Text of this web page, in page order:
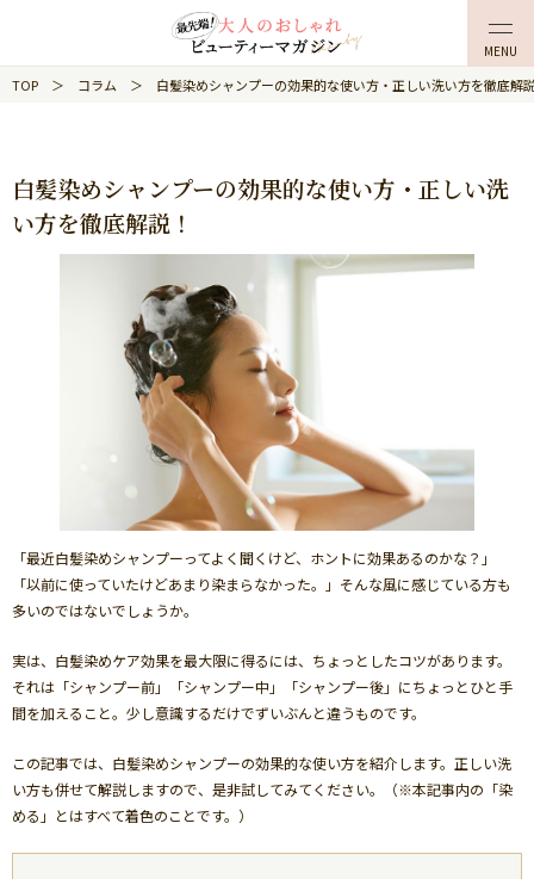
TOP コラム 白髪染めシャンプーの効果的な使い方・正しい洗い方を徹底解
白髪染めシャンプーの効果的な使い方・正しい洗
い方を徹底解説！
「最近白髪染めシャンプーってよく聞くけど、ホントに効果あるのかな？」
「以前に使っていたけどあまり染まらなかった。」そんな風に感じている方も
多いのではないでしょうか。
実は、白髪染めケア効果を最大限に得るには、ちょっとしたコツがあります。
それは「シャンプー前」「シャンプー中」「シャンプー後」にちょっとひと手
間を加えること。少し意識するだけでずいぶんと違うものです。
この記事では、白髪染めシャンプーの効果的な使い方を紹介します。正しい洗
い方も併せて解説しますので、是非試してみてください。（※本記事内の「染
める」とはすべて着色のことです。）